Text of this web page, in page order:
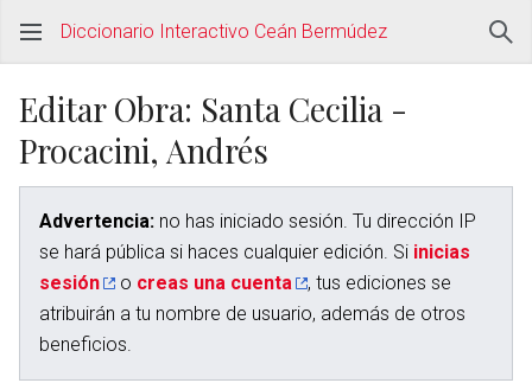
Diccionario Interactivo Ceán Bermúdez
Editar Obra: Santa Cecilia -
Procacini, Andrés
Advertencia: no has iniciado sesión. Tu dirección IP
se hará pública si haces cualquier edición. Si inicias
sesión
o creas una cuenta
, tus ediciones se
atribuirán a tu nombre de usuario, además de otros
beneficios.